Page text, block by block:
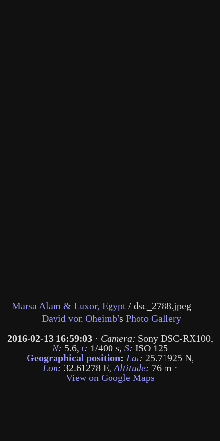
Marsa Alam & Luxor, Egypt / dsc_2788.jpeg
David von Oheimb's Photo Gallery
2016-02-13 16:59:03· Camera: Sony DSC-RX100,
N: 5.6, t: 1/400 s, S: ISO 125
Geographical position: Lat: 25.71925 N,
Lon: 32.61278 E, Altitude: 76 m ·
View on Google Maps